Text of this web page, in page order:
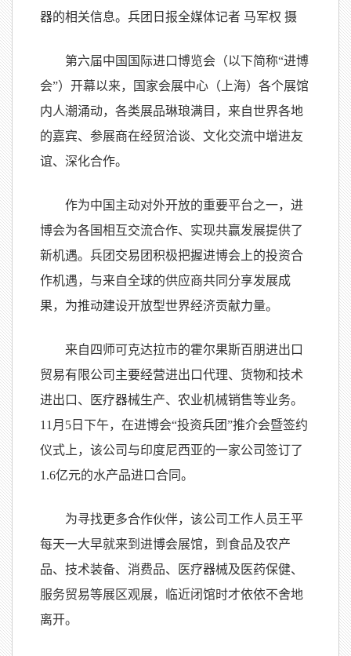
器的相关信息。兵团日报全媒体记者 马军权 摄
第六届中国国际进口博览会（以下简称“进博
会”）开幕以来，国家会展中心（上海）各个展馆
内人潮涌动，各类展品琳琅满目，来自世界各地
的嘉宾、参展商在经贸洽谈、文化交流中增进友
谊、深化合作。
作为中国主动对外开放的重要平台之一，进
博会为各国相互交流合作、实现共赢发展提供了
新机遇。兵团交易团积极把握进博会上的投资合
作机遇，与来自全球的供应商共同分享发展成
果，为推动建设开放型世界经济贡献力量。
来自四师可克达拉市的霍尔果斯百朋进出口
贸易有限公司主要经营进出口代理、货物和技术
进出口、医疗器械生产、农业机械销售等业务。
11月5日下午，在进博会“投资兵团”推介会暨签约
仪式上，该公司与印度尼西亚的一家公司签订了
1.6亿元的水产品进口合同。
为寻找更多合作伙伴，该公司工作人员王平
每天一大早就来到进博会展馆，到食品及农产
品、技术装备、消费品、医疗器械及医药保健、
服务贸易等展区观展，临近闭馆时才依依不舍地
离开。